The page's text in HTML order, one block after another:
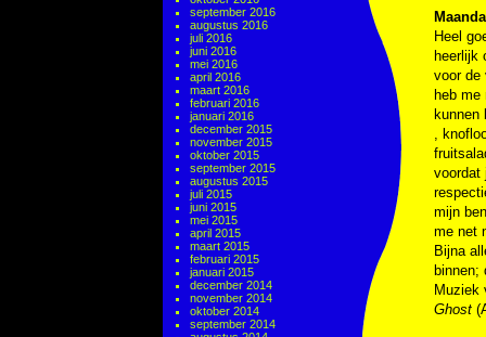
september 2016
augustus 2016
juli 2016
juni 2016
mei 2016
april 2016
maart 2016
februari 2016
januari 2016
december 2015
november 2015
oktober 2015
september 2015
augustus 2015
juli 2015
juni 2015
mei 2015
april 2015
maart 2015
februari 2015
januari 2015
december 2014
november 2014
oktober 2014
september 2014
Heel
heerlijk
voor de
heb
kunnen
,
voordat
mijn
me net
Bijna
binnen;
Muziek
Ghost